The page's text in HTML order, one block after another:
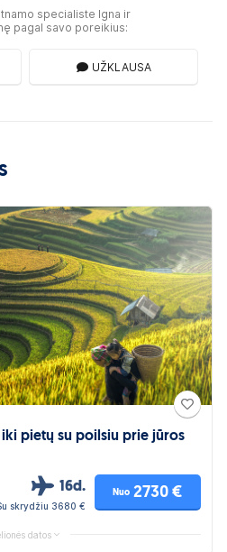
specialiste Igna ir
pagal savo poreikius:
UŽKLAUSA
iki pietų su poilsiu prie jūros
16d.
skrydžiu 3680 €
Nuo 2730 €
datos